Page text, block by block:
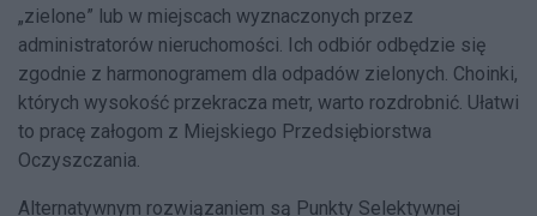
„zielone” lub w miejscach wyznaczonych przez
administratorów nieruchomości. Ich odbiór odbędzie się
zgodnie z harmonogramem dla odpadów zielonych. Choinki,
których wysokość przekracza metr, warto rozdrobnić. Ułatwi
to pracę załogom z Miejskiego Przedsiębiorstwa
Oczyszczania.
Alternatywnym rozwiązaniem są Punkty Selektywnej